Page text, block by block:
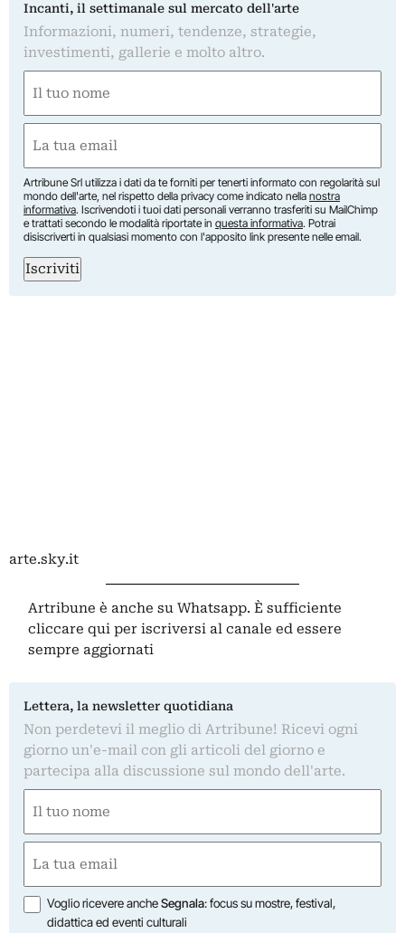
Incanti, il settimanale sul mercato dell'arte
Informazioni, numeri, tendenze, strategie,
investimenti, gallerie e molto altro.
(Required)
First
(Required)
Artribune Srl utilizza i dati da te forniti per tenerti informato con regolarità sul
mondo dell'arte, nel rispetto della privacy come indicato nella nostra
informativa. Iscrivendoti i tuoi dati personali verranno trasferiti su MailChimp
e trattati secondo le modalità riportate in questa informativa. Potrai
disiscriverti in qualsiasi momento con l'apposito link presente nelle email.
Iscriviti
arte.sky.it
Artribune è anche su Whatsapp. È sufficiente
cliccare qui per iscriversi al canale ed essere
sempre aggiornati
Lettera, la newsletter quotidiana
Non perdetevi il meglio di Artribune! Ricevi ogni
giorno un'e-mail con gli articoli del giorno e
partecipa alla discussione sul mondo dell'arte.
(Required)
First
(Required)
Opzioni
Voglio ricevere ancheSegnala: focus su mostre, festival,
didattica ed eventi culturali